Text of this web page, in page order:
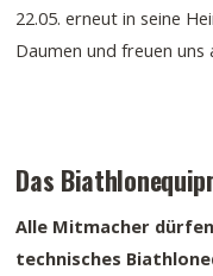
22.05. erneut in seine
Daumen und freuen uns
Das
Alle Mitmacher
technisches